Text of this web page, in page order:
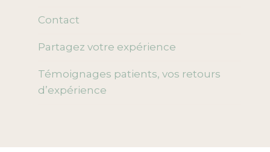
Contact
Partagez votre expérience
Témoignages patients, vos retours
d’expérience